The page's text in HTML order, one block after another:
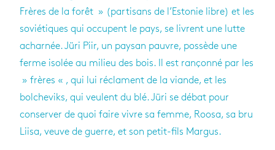
Frères de la forêt » (partisans de l’Estonie libre) et les
soviétiques qui occupent le pays, se livrent une lutte
acharnée. Jüri Piir, un paysan pauvre, possède une
ferme isolée au milieu des bois. Il est rançonné par les
» frères « , qui lui réclament de la viande, et les
bolcheviks, qui veulent du blé. Jüri se débat pour
conserver de quoi faire vivre sa femme, Roosa, sa bru
Liisa, veuve de guerre, et son petit-fils Margus.